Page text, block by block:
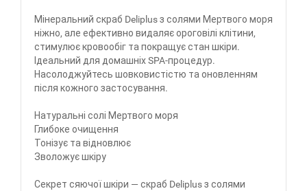
Мінеральний скраб Deliplus з солями Мертвого моря
ніжно, але ефективно видаляє ороговілі клітини,
стимулює кровообіг та покращує стан шкіри.
Ідеальний для домашніх SPA-процедур.
Насолоджуйтесь шовковистістю та оновленням
після кожного застосування.
Натуральні солі Мертвого моря
Глибоке очищення
Тонізує та відновлює
Зволожує шкіру
Секрет сяючої шкіри — скраб Deliplus з солями